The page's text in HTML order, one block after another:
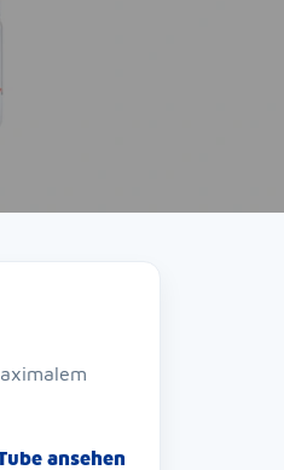
ansehen